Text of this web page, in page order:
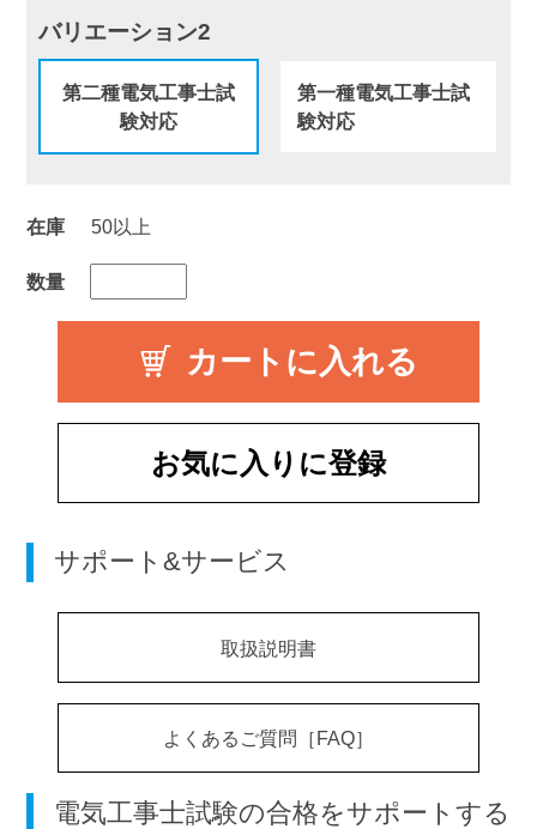
バリエーション2
第二種電気工事士試
験対応
第一種電気工事士試
験対応
在庫 50以上
数量
お気に入りに登録
サポート&サービス
取扱説明書
よくあるご質問［FAQ］
電気工事士試験の合格をサポートする